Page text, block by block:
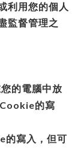
利用您的個人
監督管理之
的電腦中放
的寫
的寫入，但可